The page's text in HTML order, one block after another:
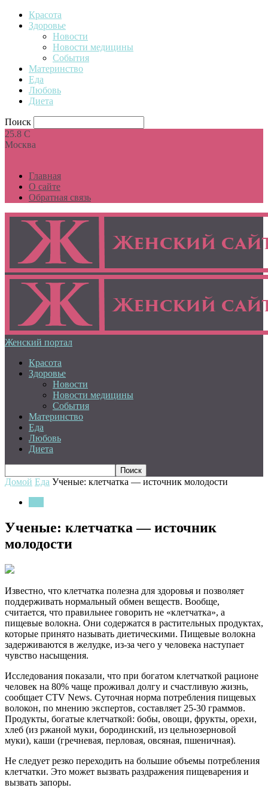
Красота
Здоровье
Новости
Новости медицины
События
Материнство
Еда
Любовь
Диета
Поиск
25.8 C
Москва
Главная
О сайте
Обратная связь
Женский портал
Красота
Здоровье
Новости
Новости медицины
События
Материнство
Еда
Любовь
Диета
Домой Еда Ученые: клетчатка — источник молодости
Ученые: клетчатка — источник
молодости
Известно, что клетчатка полезна для здоровья и позволяет
поддерживать нормальный обмен веществ. Вообще,
считается, что правильнее говорить не «клетчатка», а
пищевые волокна. Они содержатся в растительных продуктах,
которые принято называть диетическими. Пищевые волокна
задерживаются в желудке, из-за чего у человека наступает
чувство насыщения.
Исследования показали, что при богатом клетчаткой рационе
человек на 80% чаще проживал долгу и счастливую жизнь,
сообщает CTV News. Суточная норма потребления пищевых
волокон, по мнению экспертов, составляет 25-30 граммов.
Продукты, богатые клетчаткой: бобы, овощи, фрукты, орехи,
хлеб (из ржаной муки, бородинский, из цельнозерновой
муки), каши (гречневая, перловая, овсяная, пшеничная).
Не следует резко переходить на большие объемы потребления
клетчатки. Это может вызвать раздражения пищеварения и
вызвать запоры.